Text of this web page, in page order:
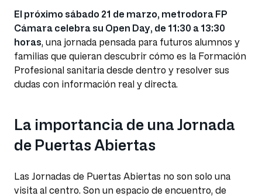
El próximo sábado 21 de marzo, metrodora FP
Cámara celebra su Open Day, de 11:30 a 13:30
horas, una jornada pensada para futuros alumnos y
familias que quieran descubrir cómo es la Formación
Profesional sanitaria desde dentro y resolver sus
dudas con información real y directa.
La importancia de una Jornada
de Puertas Abiertas
Las Jornadas de Puertas Abiertas no son solo una
visita al centro. Son un espacio de encuentro, de